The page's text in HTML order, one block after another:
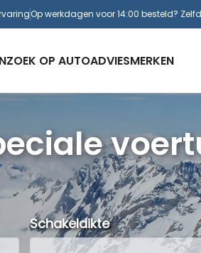
Op werkdagen voor 14:00 besteld?
ZOEK OP AUTOADVIESMERKEN
Schakeldikte